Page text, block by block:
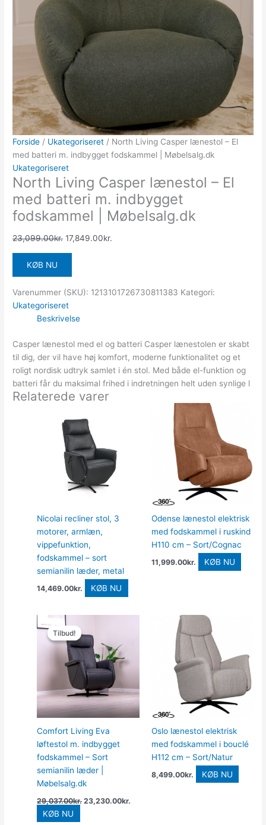
Forside / Ukategoriseret / North Living Casper lænestol – El
med batteri m. indbygget fodskammel | Møbelsalg.dk
Ukategoriseret
North Living Casper lænestol – El
med batteri m. indbygget
fodskammel | Møbelsalg.dk
23,099.00kr. 17,849.00kr.
KØB NU
Varenummer (SKU): 1213101726730811383 Kategori:
Ukategoriseret
Beskrivelse
Casper lænestol med el og batteri Casper lænestolen er skabt
til dig, der vil have høj komfort, moderne funktionalitet og et
roligt nordisk udtryk samlet i én stol. Med både el-funktion og
batteri får du maksimal frihed i indretningen helt uden synlige l
Relaterede varer
Nicolai recliner stol, 3
motorer, armlæn,
vippefunktion,
fodskammel – sort
semianilin læder, metal
14,469.00kr. KØB NU
Odense lænestol elektrisk
med fodskammel i ruskind
H110 cm – Sort/Cognac
11,999.00kr. KØB NU
Tilbud!
Tilbud!
Comfort Living Eva
løftestol m. indbygget
fodskammel – Sort
semianilin læder |
Møbelsalg.dk
29,037.00kr.
pris
var:
29,037.00kr..
23,230.00kr.
23,230.00kr..
KØB NU
Oslo lænestol elektrisk
med fodskammel i bouclé
H112 cm – Sort/Natur
8,499.00kr. KØB NU